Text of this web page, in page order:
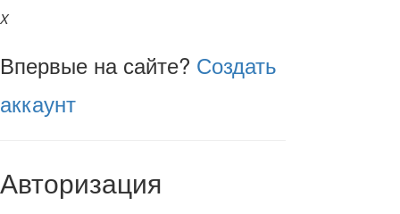
X
Впервые на сайте? Создать
аккаунт
Авторизация